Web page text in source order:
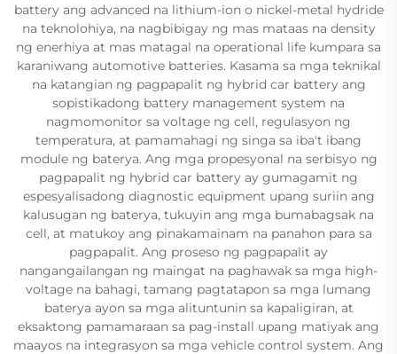
battery ang advanced na lithium-ion o nickel-metal hydride
na teknolohiya, na nagbibigay ng mas mataas na density
ng enerhiya at mas matagal na operational life kumpara sa
karaniwang automotive batteries. Kasama sa mga teknikal
na katangian ng pagpapalit ng hybrid car battery ang
sopistikadong battery management system na
nagmomonitor sa voltage ng cell, regulasyon ng
temperatura, at pamamahagi ng singa sa iba't ibang
module ng baterya. Ang mga propesyonal na serbisyo ng
pagpapalit ng hybrid car battery ay gumagamit ng
espesyalisadong diagnostic equipment upang suriin ang
kalusugan ng baterya, tukuyin ang mga bumabagsak na
cell, at matukoy ang pinakamainam na panahon para sa
pagpapalit. Ang proseso ng pagpapalit ay
nangangailangan ng maingat na paghawak sa mga high-
voltage na bahagi, tamang pagtatapon sa mga lumang
baterya ayon sa mga alituntunin sa kapaligiran, at
eksaktong pamamaraan sa pag-install upang matiyak ang
maayos na integrasyon sa mga vehicle control system. Ang